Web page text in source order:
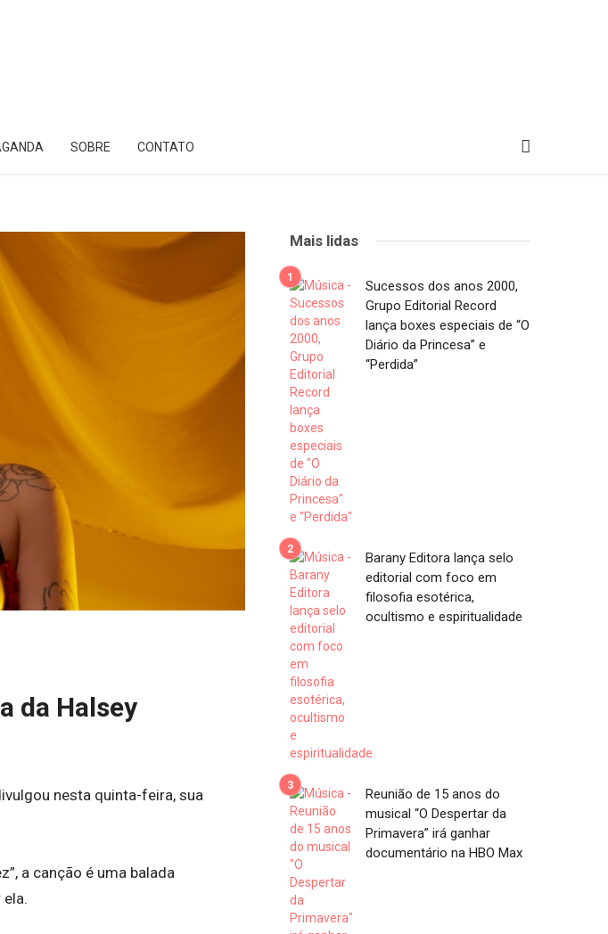
SOBRE CONTATO
da Halsey
nesta quinta-feira, sua
a canção é uma balada
Mais lidas
Sucessos dos anos 2000,
Grupo Editorial Record
lança boxes especiais de “O
Diário da Princesa” e
“Perdida”
Barany Editora lança selo
editorial com foco em
filosofia esotérica,
ocultismo e espiritualidade
Reunião de 15 anos do
musical “O Despertar da
Primavera” irá ganhar
documentário na HBO Max